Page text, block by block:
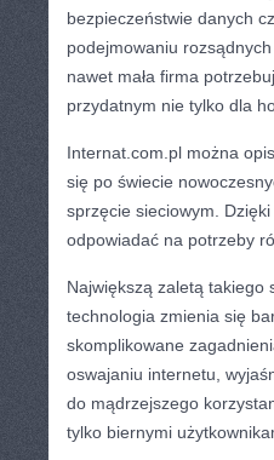
bezpieczeństwie danych
podejmowaniu
nawet mała firma
przydatnym nie tylko dla
Internat.com.pl można
się po świecie
sprzęcie sieciowym.
odpowiadać na potrzeby
Największą zaletą takiego
technologia zmienia się
skomplikowane
oswajaniu internetu,
do mądrzejszego
tylko biernymi